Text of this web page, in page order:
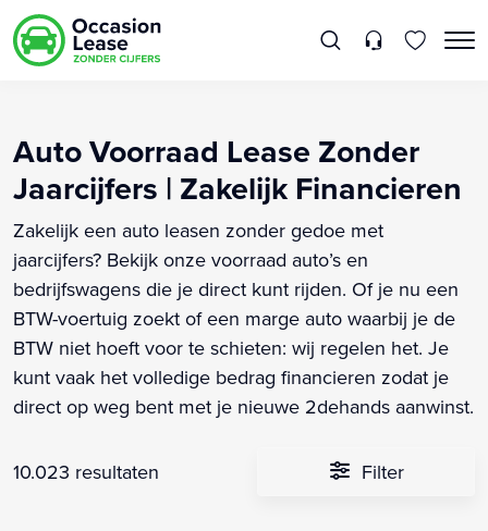
Auto Voorraad Lease Zonder
Jaarcijfers | Zakelijk Financieren
Zakelijk een auto leasen zonder gedoe met
jaarcijfers? Bekijk onze voorraad auto’s en
bedrijfswagens die je direct kunt rijden. Of je nu een
BTW-voertuig zoekt of een marge auto waarbij je de
BTW niet hoeft voor te schieten: wij regelen het. Je
kunt vaak het volledige bedrag financieren zodat je
direct op weg bent met je nieuwe 2dehands aanwinst.
10.023 resultaten Filter